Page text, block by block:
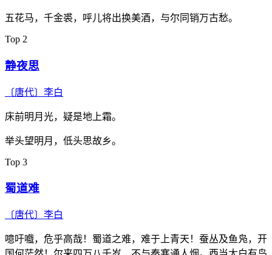
五花马，千金裘，呼儿将出换美酒，与尔同销万古愁。
Top 2
静夜思
〔唐代〕 李白
床前明月光，疑是地上霜。
举头望明月，低头思故乡。
Top 3
蜀道难
〔唐代〕 李白
噫吁嚱，危乎高哉！蜀道之难，难于上青天！蚕丛及鱼凫，开